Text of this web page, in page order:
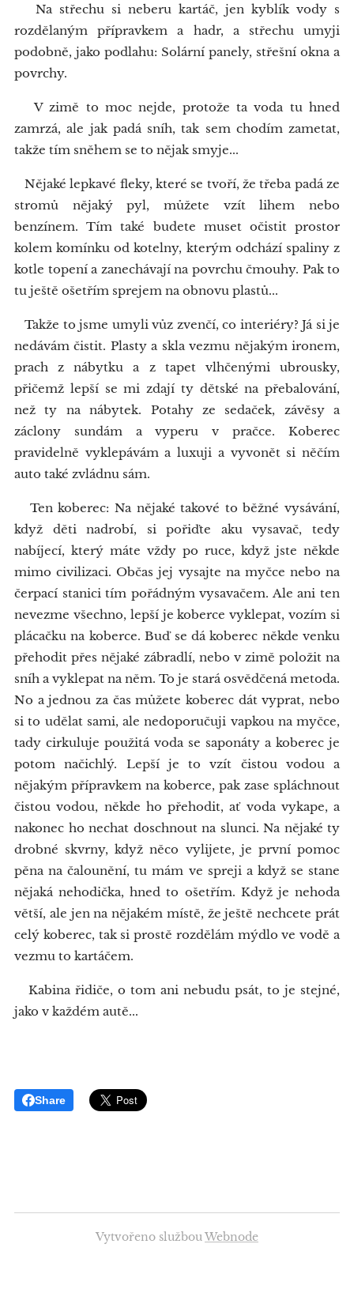
Na střechu si neberu kartáč, jen kyblík vody s
rozdělaným přípravkem a hadr, a střechu umyji
podobně, jako podlahu: Solární panely, střešní okna a
povrchy.
V zimě to moc nejde, protože ta voda tu hned
zamrzá, ale jak padá sníh, tak sem chodím zametat,
takže tím sněhem se to nějak smyje...
Nějaké lepkavé fleky, které se tvoří, že třeba padá ze
stromů nějaký pyl, můžete vzít lihem nebo
benzínem. Tím také budete muset očistit prostor
kolem komínku od kotelny, kterým odchází spaliny z
kotle topení a zanechávají na povrchu čmouhy. Pak to
tu ještě ošetřím sprejem na obnovu plastů...
Takže to jsme umyli vůz zvenčí, co interiéry? Já si je
nedávám čistit. Plasty a skla vezmu nějakým ironem,
prach z nábytku a z tapet vlhčenými ubrousky,
přičemž lepší se mi zdají ty dětské na přebalování,
než ty na nábytek. Potahy ze sedaček, závěsy a
záclony sundám a vyperu v pračce. Koberec
pravidelně vyklepávám a luxuji a vyvonět si něčím
auto také zvládnu sám.
Ten koberec: Na nějaké takové to běžné vysávání,
když děti nadrobí, si pořiďte aku vysavač, tedy
nabíjecí, který máte vždy po ruce, když jste někde
mimo civilizaci. Občas jej vysajte na myčce nebo na
čerpací stanici tím pořádným vysavačem. Ale ani ten
nevezme všechno, lepší je koberce vyklepat, vozím si
plácačku na koberce. Buď se dá koberec někde venku
přehodit přes nějaké zábradlí, nebo v zimě položit na
sníh a vyklepat na něm. To je stará osvědčená metoda.
No a jednou za čas můžete koberec dát vyprat, nebo
si to udělat sami, ale nedoporučuji vapkou na myčce,
tady cirkuluje použitá voda se saponáty a koberec je
potom načichlý. Lepší je to vzít čistou vodou a
nějakým přípravkem na koberce, pak zase spláchnout
čistou vodou, někde ho přehodit, ať voda vykape, a
nakonec ho nechat doschnout na slunci. Na nějaké ty
drobné skvrny, když něco vylijete, je první pomoc
pěna na čalounění, tu mám ve spreji a když se stane
nějaká nehodička, hned to ošetřím. Když je nehoda
větší, ale jen na nějakém místě, že ještě nechcete prát
celý koberec, tak si prostě rozdělám mýdlo ve vodě a
vezmu to kartáčem.
Kabina řidiče, o tom ani nebudu psát, to je stejné,
jako v každém autě...
Share
Vytvořeno službouWebnode